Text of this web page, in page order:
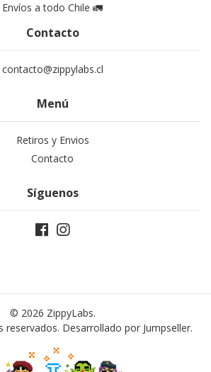
Envíos a todo Chile 🚛
Contacto
contacto@zippylabs.cl
Menú
Retiros y Envios
Contacto
Síguenos
© 2026 ZippyLabs.
reservados. Desarrollado por Jumpseller.